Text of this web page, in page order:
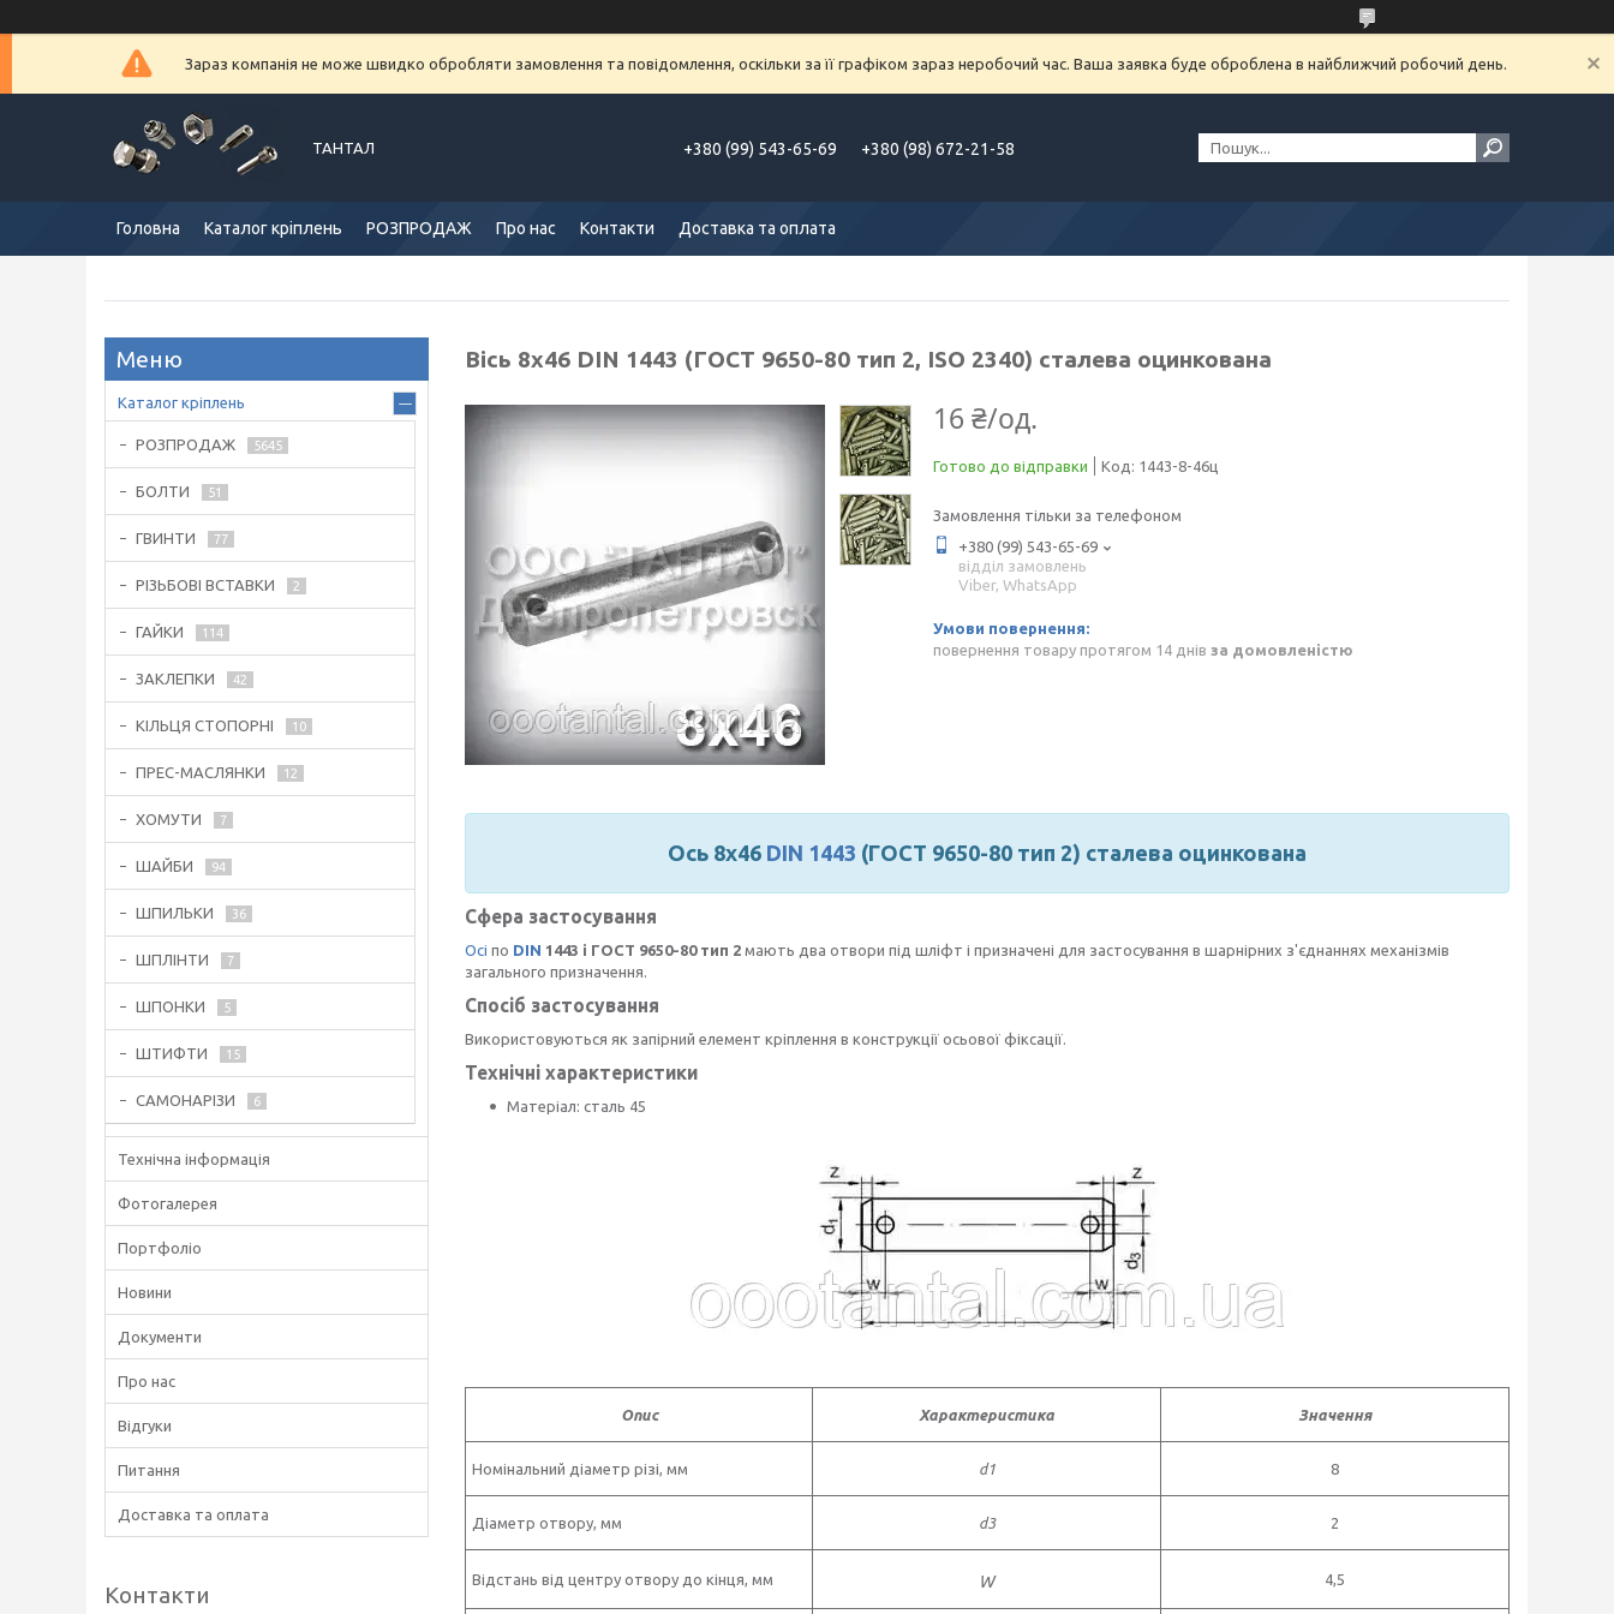
Зараз компанія не може швидко обробляти замовлення та повідомлення, оскільки за її графіком зараз неробочий час. Ваша заявка буде оброблена в найближчий робочий день.
ТАНТАЛ +380 (99) 543-65-69 +380 (98) 672-21-58
Головна Каталог кріплень РОЗПРОДАЖ Про нас Контакти Доставка та оплата
Вісь 8х46 DIN 1443 (ГОСТ 9650-80 тип 2, ISO 2340) сталева оцинкована
16 ₴/од.
Готово до відправки Код: 1443-8-46ц
Замовлення тільки за телефоном
+380 (99) 543-65-69
відділ замовлень
Viber, WhatsApp
повернення товару протягом 14 днів за домовленістю
Ось 8х46 DIN 1443 (ГОСТ 9650-80 тип 2) сталева оцинкована
Сфера застосування
Осі по DIN 1443 і ГОСТ 9650-80 тип 2 мають два отвори під шліфт і призначені для застосування в шарнірних з'єднаннях механізмів
загального призначення.
Спосіб застосування
Використовуються як запірний елемент кріплення в конструкції осьової фіксації.
Технічні характеристики
Матеріал: сталь 45
Опис Характеристика Значення
Номінальний діаметр різі, мм d1 8
Діаметр отвору, мм d3 2
Відстань від центру отвору до кінця, мм W 4,5
Каталог кріплень
РОЗПРОДАЖ 5645
БОЛТИ 51
ГВИНТИ 77
РІЗЬБОВІ ВСТАВКИ 2
ГАЙКИ 114
ЗАКЛЕПКИ 42
КІЛЬЦЯ СТОПОРНІ 10
ПРЕС-МАСЛЯНКИ 12
ХОМУТИ 7
ШАЙБИ 94
ШПИЛЬКИ 36
ШПЛІНТИ 7
ШПОНКИ 5
ШТИФТИ 15
САМОНАРІЗИ 6
Технічна інформація
Фотогалерея
Портфоліо
Новини
Документи
Про нас
Відгуки
Питання
Доставка та оплата
Контакти